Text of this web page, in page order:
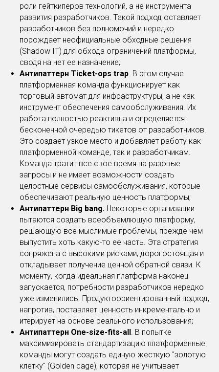
роли гейткиперов технологий, а не инструмента
развития разработчиков. Такой подход оставляет
разработчиков без полномочий и нередко
порождает неофициальные обходные решения
(Shadow IT) для обхода ограничений платформы,
сводя на нет ее назначение;
Антипаттерн Ticket-ops trap. В этом случае
платформенная команда функционирует как
торговый автомат для инфраструктуры, а не как
инструмент обеспечения самообслуживания. Их
работа полностью реактивна и определяется
бесконечной очередью тикетов от разработчиков.
Это создает узкое место и добавляет работу как
платформенной команде, так и разработчикам.
Команда тратит все свое время на разовые
запросы и не имеет возможности создать
целостные сервисы самообслуживания, которые
обеспечивают реальную ценность платформы;
Антипаттерн Big bang. Некоторые организации
пытаются создать всеобъемлющую платформу,
решающую все мыслимые проблемы, прежде чем
выпустить хоть какую-то ее часть. Эта стратегия
сопряжена с высокими рисками, дорогостоящая и
откладывает получение ценной обратной связи. К
моменту, когда идеальная платформа наконец
запускается, потребности разработчиков нередко
уже изменились. Продуктоориентированный подход,
напротив, поставляет ценность инкрементально и
итерирует на основе реального использования;
Антипаттерн One-size-fits-all. В попытке
максимизировать стандартизацию платформенные
команды могут создать единую жесткую "золотую
клетку" (Golden cage), которая не учитывает